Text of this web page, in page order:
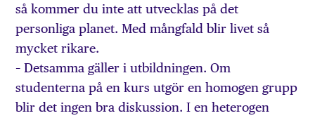
så kommer du inte att utvecklas på det
personliga planet. Med mångfald blir livet så
mycket rikare.
– Detsamma gäller i utbildningen. Om
studenterna på en kurs utgör en homogen grupp
blir det ingen bra diskussion. I en heterogen